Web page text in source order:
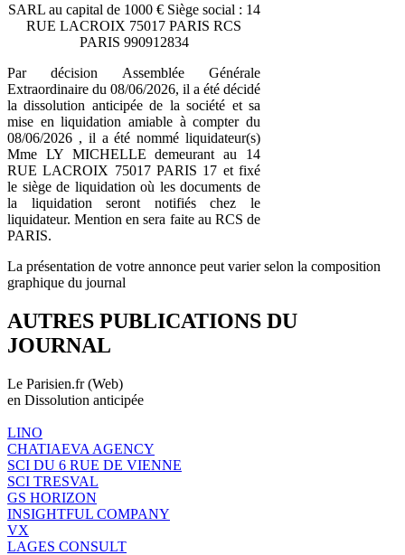
SARL au capital de 1000 € Siège social : 14
RUE LACROIX 75017 PARIS RCS
PARIS 990912834
Par décision Assemblée Générale
Extraordinaire du 08/06/2026, il a été décidé
la dissolution anticipée de la société et sa
mise en liquidation amiable à compter du
08/06/2026 , il a été nommé liquidateur(s)
Mme LY MICHELLE demeurant au 14
RUE LACROIX 75017 PARIS 17 et fixé
le siège de liquidation où les documents de
la liquidation seront notifiés chez le
liquidateur. Mention en sera faite au RCS de
PARIS.
La présentation de votre annonce peut varier selon la composition
graphique du journal
AUTRES PUBLICATIONS DU
JOURNAL
Le Parisien.fr (Web)
en Dissolution anticipée
LINO
CHATIAEVA AGENCY
SCI DU 6 RUE DE VIENNE
SCI TRESVAL
GS HORIZON
INSIGHTFUL COMPANY
VX
LAGES CONSULT